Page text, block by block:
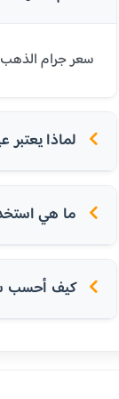
سعر جرام الذهب عيار 21 قيراط في إيطاليا اليوم هو 103.52 يورو. عيار 21 هو الأكثر
لماذا يعتبر عيار 21 الأكثر شعبية في
ما هي
كيف أحسب